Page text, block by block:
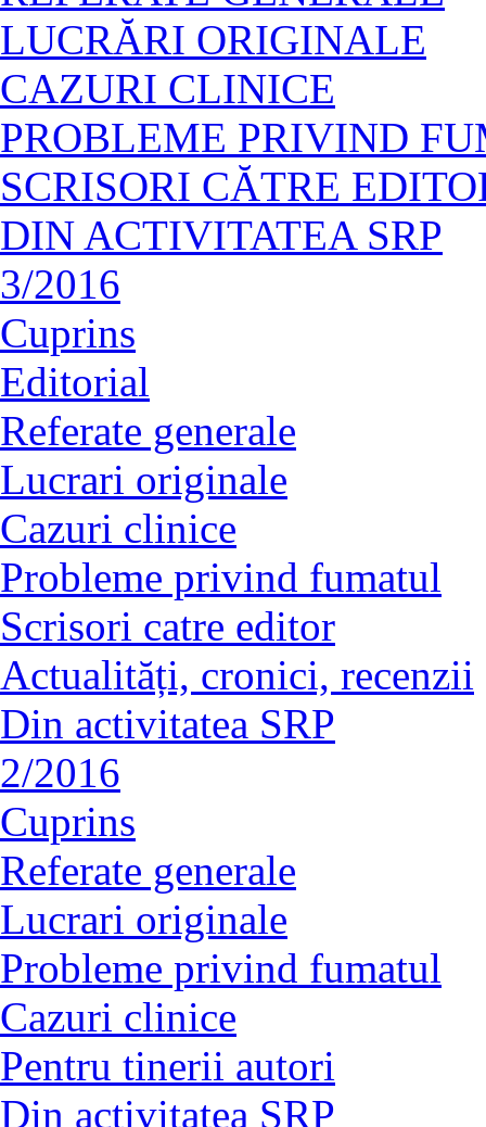
LUCRĂRI ORIGINALE
CAZURI CLINICE
PROBLEME PRIVIND
SCRISORI CĂTRE
DIN ACTIVITATEA SRP
3/2016
Cuprins
Editorial
Referate generale
Lucrari originale
Cazuri clinice
Probleme privind fumatul
Scrisori catre editor
Actualități, cronici, recenzii
Din activitatea SRP
2/2016
Cuprins
Referate generale
Lucrari originale
Probleme privind fumatul
Cazuri clinice
Pentru tinerii autori
Din activitatea SRP